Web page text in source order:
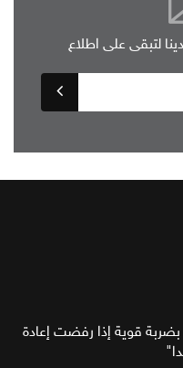
لتبقى على اطلاع
بضربة قوية إذا رفضت إعادة